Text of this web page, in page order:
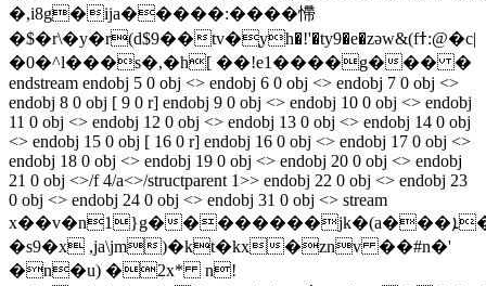
�,i8g�ija�����:����㦅
�$�r\�y�r(d$9��tv�֧yh�!'�ty9�e�zəw&(fߙ:@�c|
�0�^l���s�,�h[ ��!e1����g��� �
endstream endobj 5 0 obj <> endobj 6 0 obj <> endobj 7 0 obj <>
endobj 8 0 obj [ 9 0 r] endobj 9 0 obj <> endobj 10 0 obj <> endobj
11 0 obj <> endobj 12 0 obj <> endobj 13 0 obj <> endobj 14 0 obj
<> endobj 15 0 obj [ 16 0 r] endobj 16 0 obj <> endobj 17 0 obj <>
endobj 18 0 obj <> endobj 19 0 obj <> endobj 20 0 obj <> endobj
21 0 obj <>/f 4/a<>/structparent 1>> endobj 22 0 obj <> endobj 23
0 obj <> endobj 24 0 obj <> endobj 31 0 obj <> stream
x��v�n1}g��������jk�(a���ܐ��e���{l'4�m���u�=�̌g�33�iav���5'�hkr�p���:f��9rjah�qr��@�$���aiir҆<ĕ#u�3�u t�4#�!
�s9�x ,ja\jm)�kt�kx�znv ��#n�'
�n�u) �2x* n!